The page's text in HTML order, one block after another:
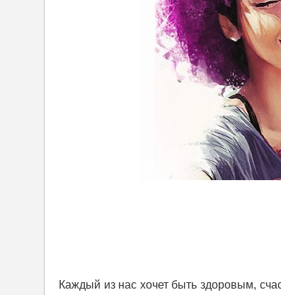
Каждый из нас хочет быть здоровым,